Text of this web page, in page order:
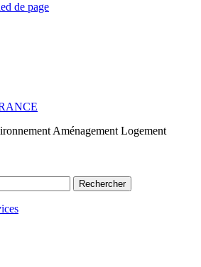
de page
Aménagement Logement
Rechercher